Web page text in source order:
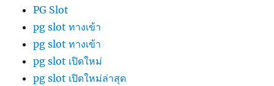
PG Slot
pg slot ทางเข้า
pg slot ทางเข้า
pg slot เปิดใหม่
pg slot เปิดใหม่ล่าสุด